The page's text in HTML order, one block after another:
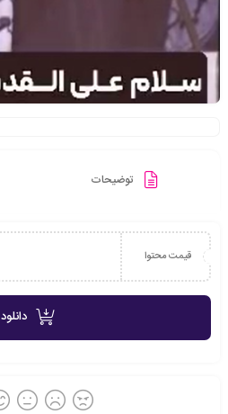
توضیحات
قیمت محتوا
دانلود